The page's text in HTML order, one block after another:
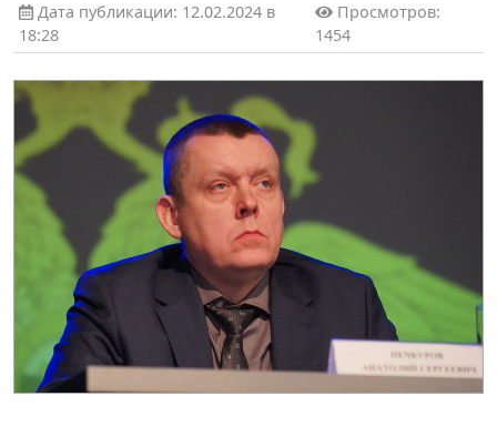
Дата публикации: 12.02.2024 в
18:28
Просмотров:
1454